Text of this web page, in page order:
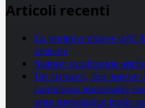
Articoli recenti
La proteina chiave
neuroni
Statine: inutilmente
Un farmaco, due nuove
carcinoma mammario
seno metastatico triplo